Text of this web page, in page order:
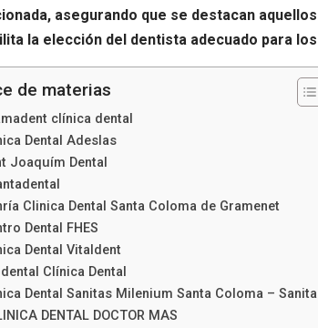
asegurando que se destacan
la elección del dentista adecuado para
de materias
clínica dental
Dental Adeslas
Joaquím Dental
Clinica Dental Santa Coloma de Gramenet
Dental FHES
Dental Vitaldent
Clínica Dental
Dental Sanitas Milenium Santa Coloma –
DENTAL DOCTOR MAS